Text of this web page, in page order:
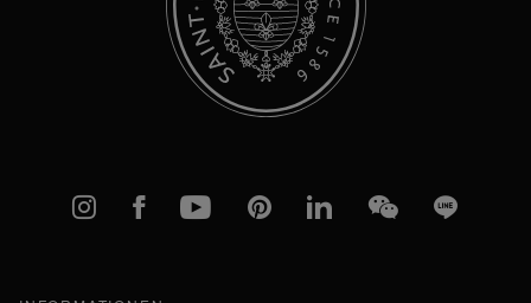
Instagram
FacebookYouTubePinterestlinkedInWeChatLine